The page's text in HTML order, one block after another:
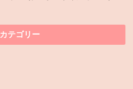
カテゴリー